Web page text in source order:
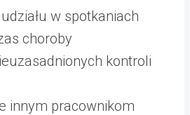
w spotkaniach
choroby
kontroli
innym pracownikom